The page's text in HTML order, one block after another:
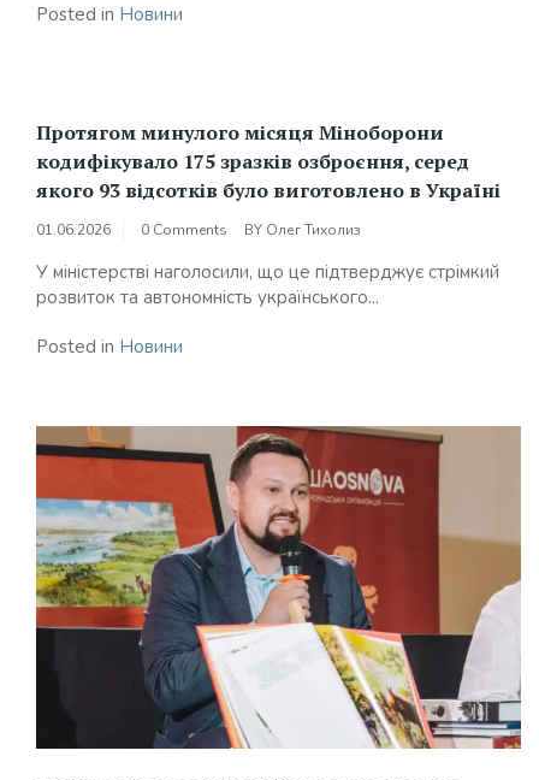
Posted in Новини
Протягом минулого місяця Міноборони
кодифікувало 175 зразків озброєння, серед
якого 93 відсотків було виготовлено в Україні
01.06.2026 0 Comments BY Олег Тихолиз
У міністерстві наголосили, що це підтверджує стрімкий
розвиток та автономність українського...
Posted in Новини